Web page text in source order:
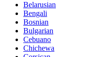
Belarusian
Bengali
Bosnian
Bulgarian
Cebuano
Chichewa